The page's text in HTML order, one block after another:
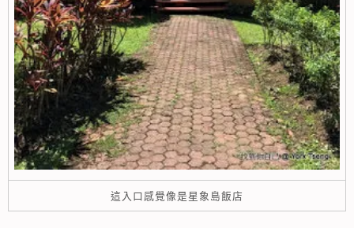
這入口感覺像是星象島飯店